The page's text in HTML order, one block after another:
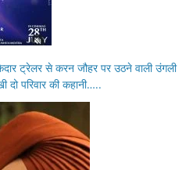
ट्रेलर से करन जौहर पर उठने वाली उंगली
परिवार की कहानी…..